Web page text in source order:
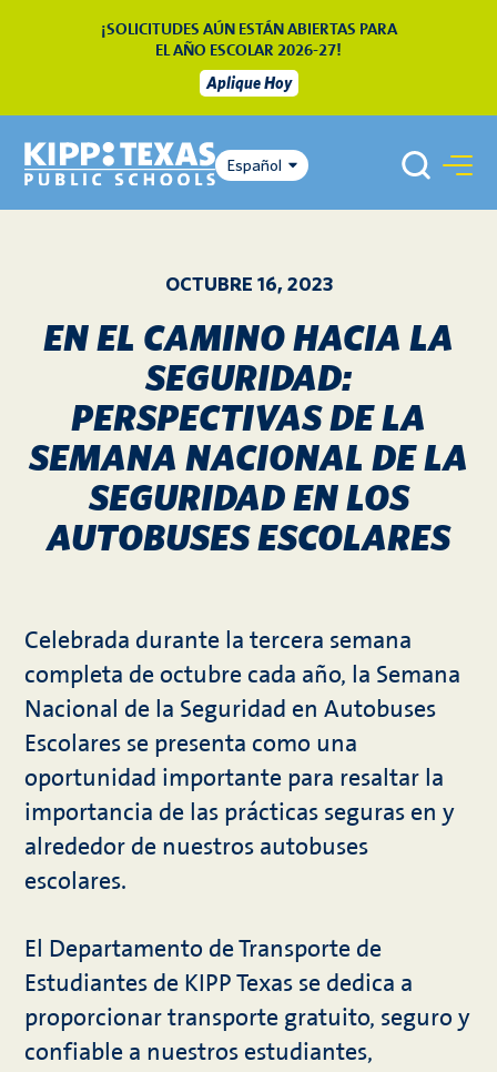
¡SOLICITUDES AÚN ESTÁN ABIERTAS PARA
EL AÑO ESCOLAR 2026-27!
Aplique Hoy
Español
OCTUBRE 16, 2023
EN EL CAMINO HACIA LA
SEGURIDAD:
PERSPECTIVAS DE LA
SEMANA NACIONAL DE LA
SEGURIDAD EN LOS
AUTOBUSES ESCOLARES
Celebrada durante la tercera semana
completa de octubre cada año, la Semana
Nacional de la Seguridad en Autobuses
Escolares se presenta como una
oportunidad importante para resaltar la
importancia de las prácticas seguras en y
alrededor de nuestros autobuses
escolares.
El Departamento de Transporte de
Estudiantes de KIPP Texas se dedica a
proporcionar transporte gratuito, seguro y
confiable a nuestros estudiantes,